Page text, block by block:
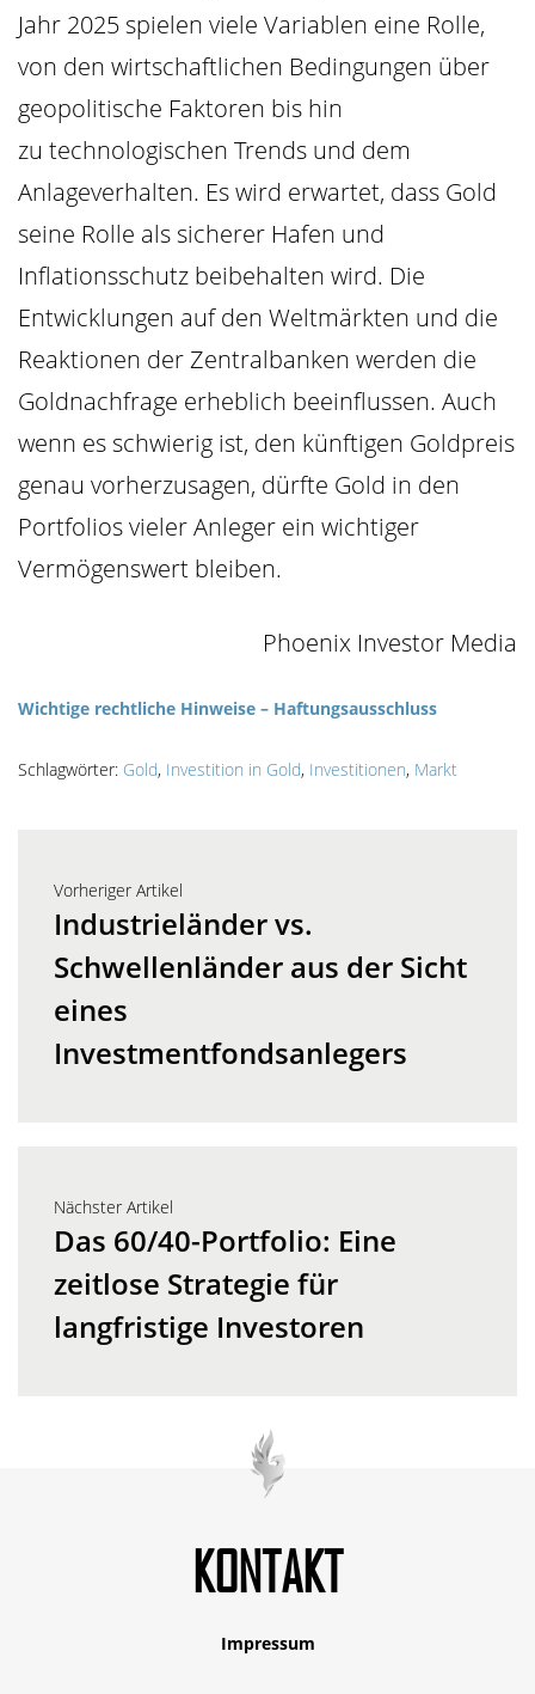
Jahr 2025 spielen viele Variablen eine Rolle,
von den wirtschaftlichen Bedingungen über
geopolitische Faktoren bis hin
zu technologischen Trends und dem
Anlageverhalten. Es wird erwartet, dass Gold
seine Rolle als sicherer Hafen und
Inflationsschutz beibehalten wird. Die
Entwicklungen auf den Weltmärkten und die
Reaktionen der Zentralbanken werden die
Goldnachfrage erheblich beeinflussen. Auch
wenn es schwierig ist, den künftigen Goldpreis
genau vorherzusagen, dürfte Gold in den
Portfolios vieler Anleger ein wichtiger
Vermögenswert bleiben.
Phoenix Investor Media
Wichtige rechtliche Hinweise – Haftungsausschluss
Schlagwörter: Gold, Investition in Gold, Investitionen, Markt
Vorheriger Artikel
Industrieländer vs.
Schwellenländer aus der Sicht
eines
Investmentfondsanlegers
Nächster Artikel
Das 60/40-Portfolio: Eine
zeitlose Strategie für
langfristige Investoren
KONTAKT
Impressum